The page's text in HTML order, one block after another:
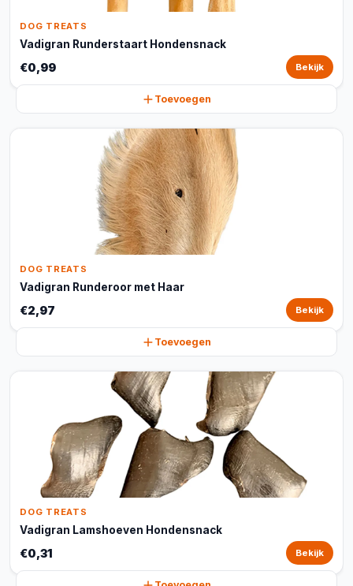
DOG TREATS
Vadigran Runderstaart Hondensnack
€0,99 Bekijk
Toevoegen
DOG TREATS
Vadigran Runderoor met Haar
€2,97 Bekijk
Toevoegen
DOG TREATS
Vadigran Lamshoeven Hondensnack
€0,31 Bekijk